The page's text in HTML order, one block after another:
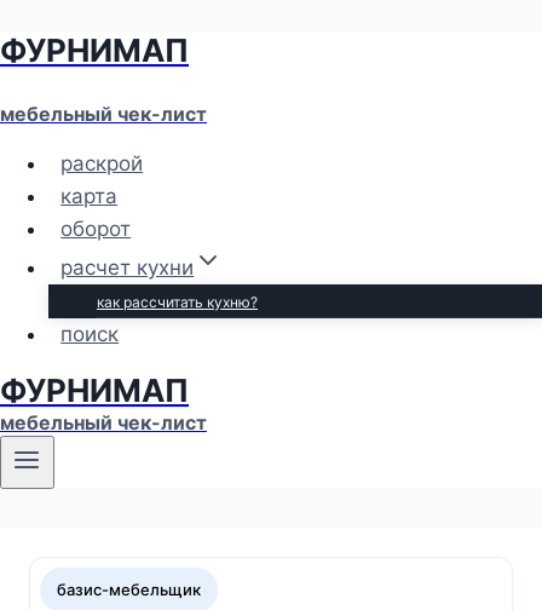
Перейти
содержимому
ФУРНИМАП
мебельный чек-лист
раскрой
карта
оборот
расчет кухни
как рассчитать кухню?
поиск
ФУРНИМАП
мебельный чек-лист
базис-мебельщик